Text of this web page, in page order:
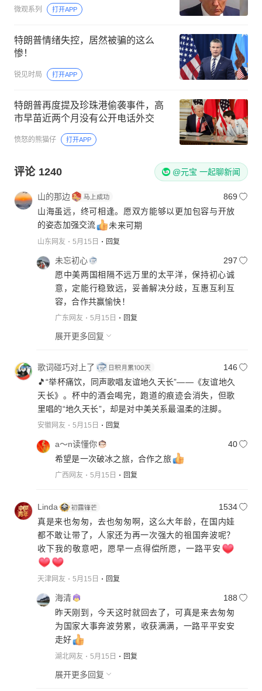
微观系列 打开APP
特朗普情绪失控，居然被骗的这么
惨！
锐见时局 打开APP
特朗普再度提及珍珠港偷袭事件，高
市早苗近两个月没有公开电话外交
愤怒的熊猫仔 打开APP
评论 1240 @元宝 一起聊新闻
山的那边
869
山海虽远，终可相逢。愿双方能够以更加包容与开放
的姿态加强交流
未来可期
山东网友 5月15日 回复
未忘初心
297
愿中美两国相隔不远万里的太平洋，保持初心诚
意，定能行稳致远，妥善解决分歧，互惠互利互
容，合作共赢愉快！
广东网友 5月15日 回复
展开更多回复
歌词碰巧对上了
146
🎵“举杯痛饮，同声歌唱友谊地久天长”——《友谊地久
天长》。杯中的酒会喝完，跑道的痕迹会消失，但歌
里唱的“地久天长”，却是对中美关系最温柔的注脚。
安徽网友 5月15日 回复
a～n读懂你
40
希望是一次破冰之旅，合作之旅
广西网友 5月15日 回复
Linda
1534
真是来也匆匆，去也匆匆啊，这么大年龄，在国内娃
都不敢让带了，人家还为再一次强大的祖国奔波呢？
收下我的敬意吧，愿早一点得偿所愿，一路平安
天津网友 5月15日 回复
海清
188
昨天刚到，今天这时就回去了，可真是来去匆匆
为国家大事奔波劳累，收获满满，一路平平安安
走好
湖北网友 5月15日 回复
展开更多回复